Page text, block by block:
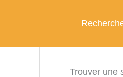
Trouver une